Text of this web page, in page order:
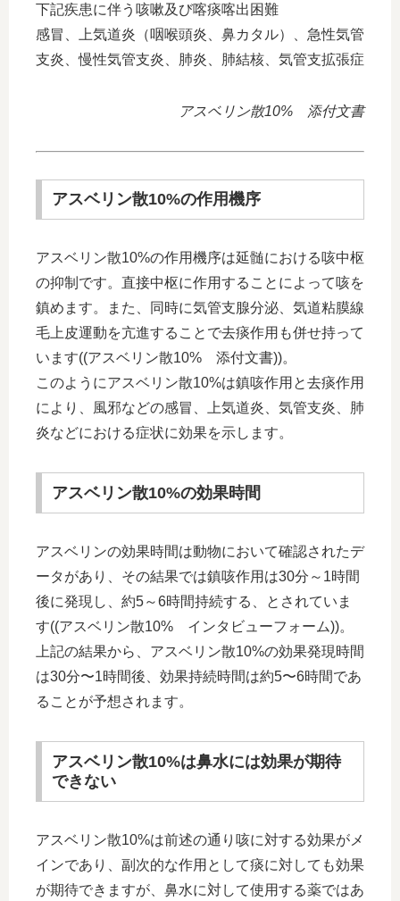
下記疾患に伴う咳嗽及び喀痰喀出困難
感冒、上気道炎（咽喉頭炎、鼻カタル）、急性気管
支炎、慢性気管支炎、肺炎、肺結核、気管支拡張症
アスベリン散10% 添付文書
アスベリン散10%の作用機序
アスベリン散10%の作用機序は延髄における咳中枢
の抑制です。直接中枢に作用することによって咳を
鎮めます。また、同時に気管支腺分泌、気道粘膜線
毛上皮運動を亢進することで去痰作用も併せ持って
います((アスベリン散10% 添付文書))。
このようにアスベリン散10%は鎮咳作用と去痰作用
により、風邪などの感冒、上気道炎、気管支炎、肺
炎などにおける症状に効果を示します。
アスベリン散10%の効果時間
アスベリンの効果時間は動物において確認されたデ
ータがあり、その結果では鎮咳作用は30分～1時間
後に発現し、約5～6時間持続する、とされていま
す((アスベリン散10% インタビューフォーム))。
上記の結果から、アスベリン散10%の効果発現時間
は30分〜1時間後、効果持続時間は約5〜6時間であ
ることが予想されます。
アスベリン散10%は鼻水には効果が期待
できない
アスベリン散10%は前述の通り咳に対する効果がメ
インであり、副次的な作用として痰に対しても効果
が期待できますが、鼻水に対して使用する薬ではあ